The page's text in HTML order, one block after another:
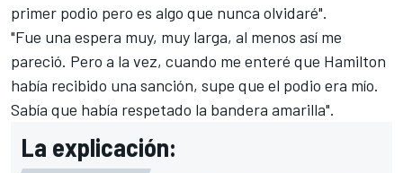
primer podio pero es algo que nunca olvidaré".
"Fue una espera muy, muy larga, al menos así me
pareció. Pero a la vez, cuando me enteré que Hamilton
había recibido una sanción, supe que el podio era mío.
Sabía que había respetado la bandera amarilla".
La explicación: